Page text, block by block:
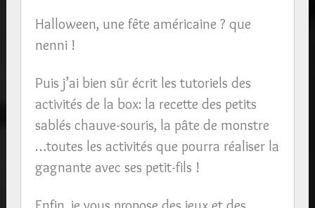
Halloween, une fête américaine ? que
nenni !
Puis j’ai bien sûr écrit les tutoriels des
activités de la box: la recette des petits
sablés chauve-souris, la pâte de monstre
…toutes les activités que pourra réaliser la
gagnante avec ses petit-fils !